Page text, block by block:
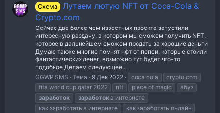
Схема
Лутаем лютую NFT от Coca-Cola &
Crypto.com
Сейчас два более чем известных проекта запустили
интересную раздачу, в котором мы сможем получить NFT,
которое в дальнейшем сможем продать за хорошие деньги
Думаю также многие помнят нфт от пепси, которые стоили
фантастических денег, возможно тут будет что-то
подобное Делаем следующее...
GGWP SMS
Тема 9 Дек 2022 coca cola
crypto com
fifa world cup qatar 2022
nft piece of magic
абуз
заработок
заработок в интернете
как заработать в интернете
как заработать онлайн